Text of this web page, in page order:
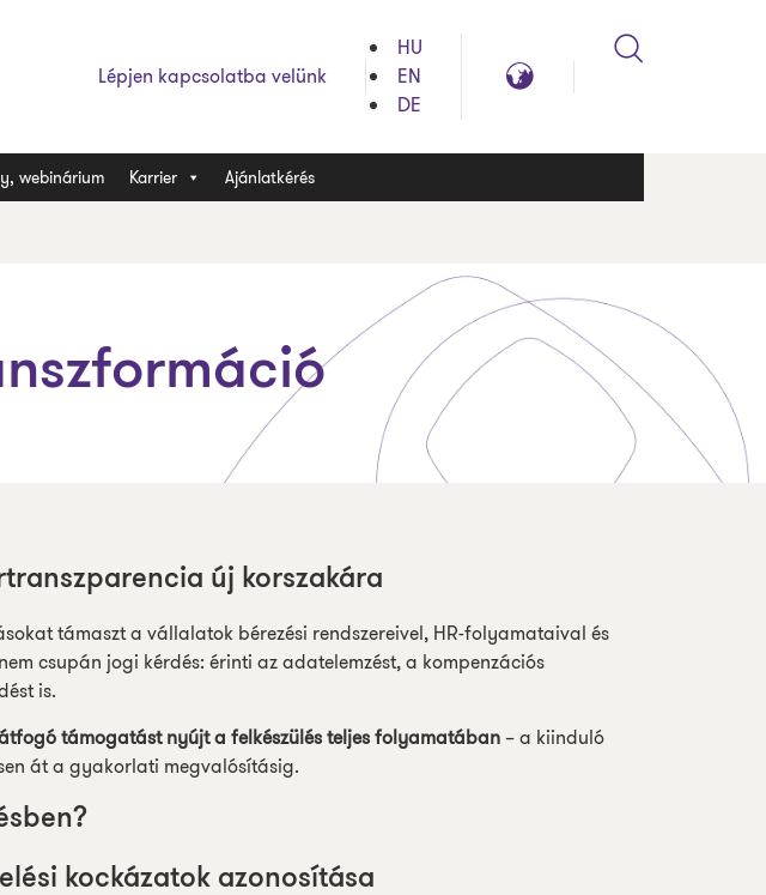
Lépjen kapcsolatba velünk
HU
EN
DE
Global
webinárium Karrier Ajánlatkérés
új korszakára
támaszt a vállalatok bérezési rendszereivel, HR-folyamataival és
csupán jogi kérdés: érinti az adatelemzést, a kompenzációs
is.
támogatást nyújt a felkészülés teljes folyamatában– a kiinduló
át a gyakorlati megvalósításig.
kockázatok azonosítása